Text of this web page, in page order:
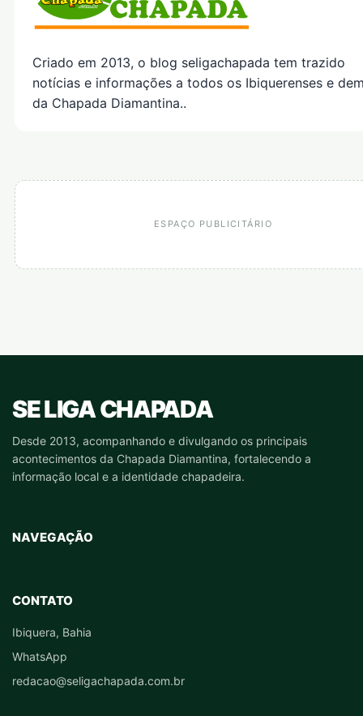
Criado em 2013, o blog seligachapada tem trazido
notícias e informações a todos os Ibiquerenses e
da Chapada Diamantina..
ESPAÇO PUBLICITÁRIO
SE LIGA CHAPADA
Desde 2013, acompanhando e divulgando os principais
acontecimentos da Chapada Diamantina, fortalecendo a
informação local e a identidade chapadeira.
NAVEGAÇÃO
CONTATO
Ibiquera, Bahia
WhatsApp
redacao@seligachapada.com.br